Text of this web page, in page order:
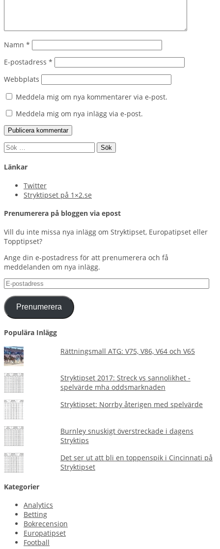
Namn *
E-postadress *
Webbplats
Meddela mig om nya kommentarer via e-post.
Meddela mig om nya inlägg via e-post.
Sök
Länkar
Twitter
Stryktipset på 1×2.se
Prenumerera på bloggen via epost
Vill du inte missa nya inlägg om Stryktipset, Europatipset eller
Topptipset?
Ange din e-postadress för att prenumerera och få
meddelanden om nya inlägg.
E-
postadress
Prenumerera
Populära Inlägg
Rättningsmall ATG: V75, V86, V64 och V65
Stryktipset 2017: Streck vs sannolikhet -
spelvärde mha oddsmarknaden
Stryktipset: Norrby återigen med spelvärde
Burnley snuskigt överstreckade i dagens
Stryktips
Det ser ut att bli en toppenspik i Cincinnati på
Stryktipset
Kategorier
Analytics
Betting
Bokrecension
Europatipset
Football